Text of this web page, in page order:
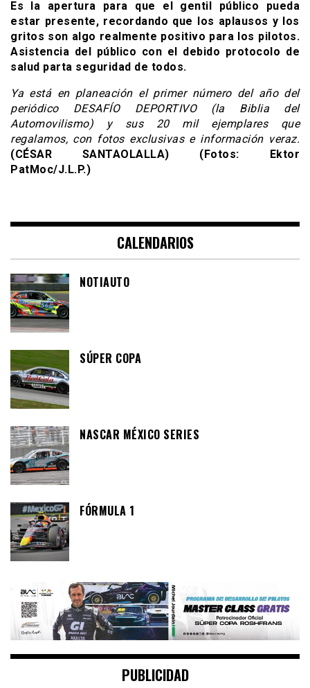
Es la apertura para que el gentil público pueda
estar presente, recordando que los aplausos y los
gritos son algo realmente positivo para los pilotos.
Asistencia del público con el debido protocolo de
salud parta seguridad de todos.
Ya está en planeación el primer número del año del
periódico DESAFÍO DEPORTIVO (la Biblia del
Automovilismo) y sus 20 mil ejemplares que
regalamos, con fotos exclusivas e información veraz.
(CÉSAR SANTAOLALLA) (Fotos: Ektor
PatMoc/J.L.P.)
CALENDARIOS
NOTIAUTO
SÚPER COPA
NASCAR MÉXICO SERIES
FÓRMULA 1
PUBLICIDAD